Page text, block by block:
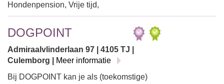
Hondenpension, Vrije tijd,
DOGPOINT
Admiraalvlinderlaan 97 | 4105 TJ |
Culemborg |
Meer informatie
Bij DOGPOINT kan je als (toekomstige)